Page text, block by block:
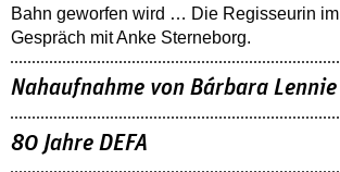
Bahn geworfen wird … Die Regisseurin im
Gespräch mit Anke Sterneborg.
Nahaufnahme von Bárbara Lennie
80 Jahre DEFA